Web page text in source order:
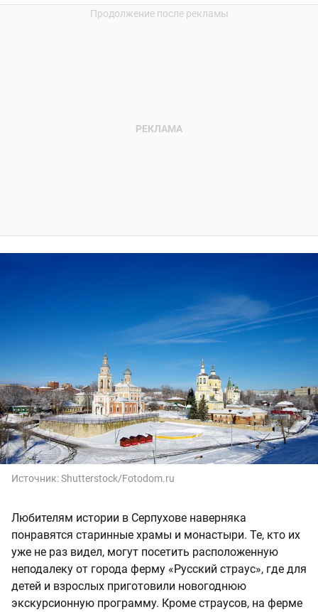
Источник:Shutterstock/Fotodom.ru
Любителям истории в Серпухове наверняка
понравятся старинные храмы и монастыри. Те, кто их
уже не раз видел, могут посетить расположенную
неподалеку от города ферму «Русский страус», где для
детей и взрослых приготовили новогоднюю
экскурсионную программу. Кроме страусов, на ферме